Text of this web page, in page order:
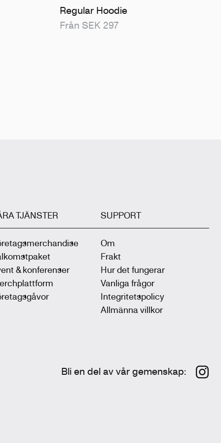
Regular Hoodie
Från SEK 297
TJÄNSTER
& konferenser
SUPPORT
Om
Frakt
Hur det fungerar
Vanliga frågor
Integritetspolicy
Allmänna villkor
Bli en del av vår gemenskap: